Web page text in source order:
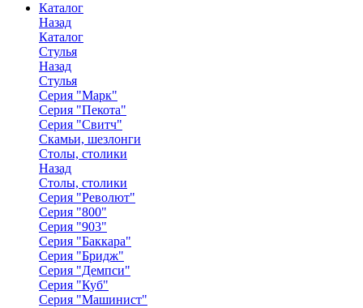
Каталог
Назад
Каталог
Стулья
Назад
Стулья
Серия "Марк"
Серия "Пекота"
Серия "Свитч"
Скамьи, шезлонги
Столы, столики
Назад
Столы, столики
Серия "Револют"
Серия "800"
Серия "903"
Серия "Баккара"
Серия "Бридж"
Серия "Демпси"
Серия "Куб"
Серия "Машинист"